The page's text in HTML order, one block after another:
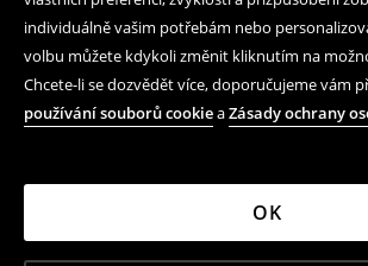
individuálně vašim potřebám nebo
volbu můžete kdykoli změnit kliknutím na
Chcete-li se dozvědět více, doporučujeme vám
používání souborů cookieaZásady ochrany
OK